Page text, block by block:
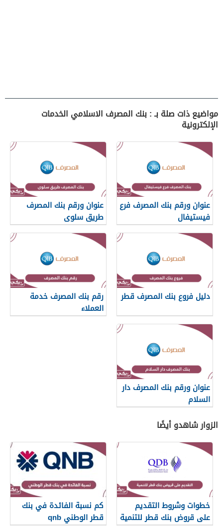
مواضيع ذات صلة بـ : بنك المصرف الاسلامي الخدمات
الإلكترونية
عنوان ورقم بنك المصرف فرع
فيستيفال
عنوان ورقم بنك المصرف
طريق سلوى
دليل فروع بنك المصرف قطر
رقم بنك المصرف خدمة
العملاء
عنوان ورقم بنك المصرف دار
السلام
الزوار شاهدو أيضًا
خطوات وشروط التقديم
على قروض بنك قطر للتنمية
كم نسبة الفائدة في بنك
قطر الوطني qnb